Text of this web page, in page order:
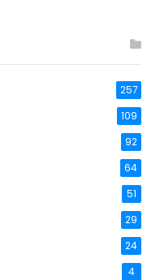
257
109
92
64
51
29
24
4